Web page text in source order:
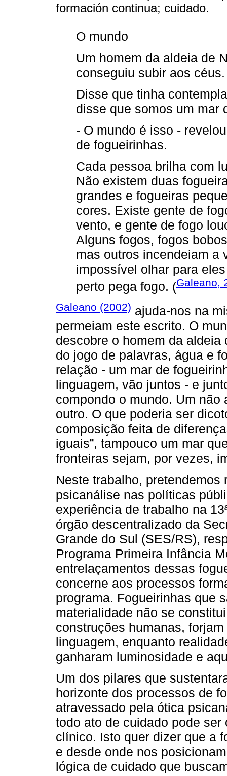
formación continua; cuidado.
O mundo
Um homem da aldeia de
conseguiu subir aos
Disse que tinha
disse que somos um mar
- O mundo é isso -
de fogueirinhas.
Cada pessoa brilha com
Não existem duas
grandes e fogueiras
cores. Existe gente de
vento, e gente de fogo
Alguns fogos, fogos
mas outros incendeiam a
impossível olhar para
perto pega fogo. (Galeano,
Galeano (2002) ajuda-nos na
permeiam este escrito. O
descobre o homem da
do jogo de palavras, água e
relação - um mar de
linguagem, vão juntos - e
compondo o mundo. Um
outro. O que poderia ser
composição feita de
iguais”, tampouco um mar
fronteiras sejam, por vezes,
Neste trabalho,
psicanálise nas políticas
experiência de trabalho na
órgão descentralizado da
Grande do Sul (SES/RS),
Programa Primeira Infância
entrelaçamentos dessas
concerne aos processos
programa. Fogueirinhas que
materialidade não se
construções humanas,
linguagem, enquanto
ganharam luminosidade e
Um dos pilares que
horizonte dos processos de
atravessado pela ótica
todo ato de cuidado pode
clínico. Isto quer dizer que a
e desde onde nos
lógica de cuidado que